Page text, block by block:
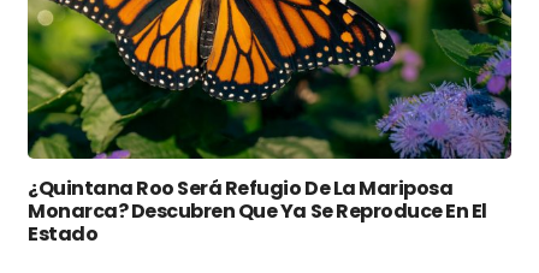
¿Quintana Roo Será Refugio De La Mariposa
Monarca? Descubren Que Ya Se Reproduce En El
Estado